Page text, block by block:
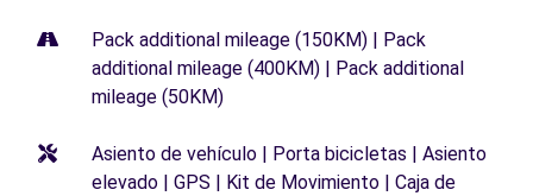
Pack additional mileage (150KM) | Pack
additional mileage (400KM) | Pack additional
mileage (50KM)
Asiento de vehículo | Porta bicicletas | Asiento
elevado | GPS | Kit de Movimiento | Caja de